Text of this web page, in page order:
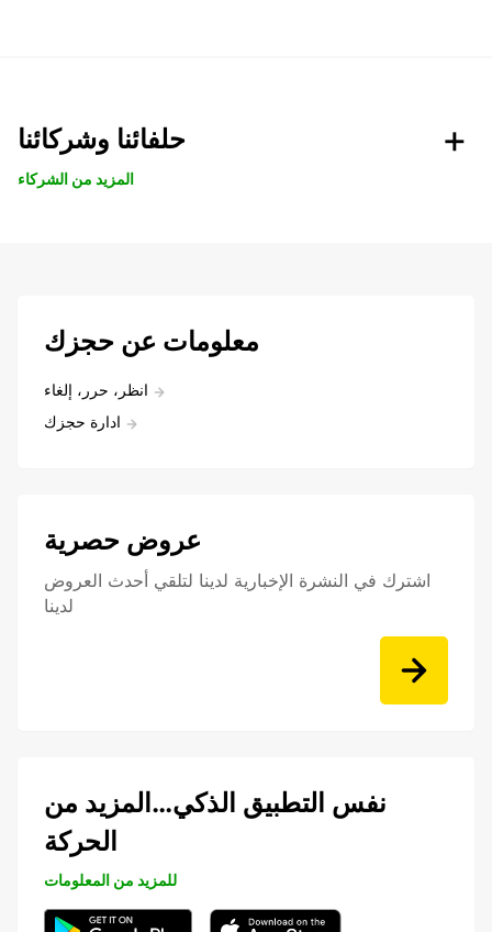
حلفائنا وشركائنا
المزيد من الشركاء
معلومات عن حجزك
انظر، حرر، إلغاء
ادارة حجزك
عروض حصرية
اشترك في النشرة الإخبارية لدينا لتلقي أحدث العروض
لدينا
نفس التطبيق الذكي…المزيد من
الحركة
للمزيد من المعلومات